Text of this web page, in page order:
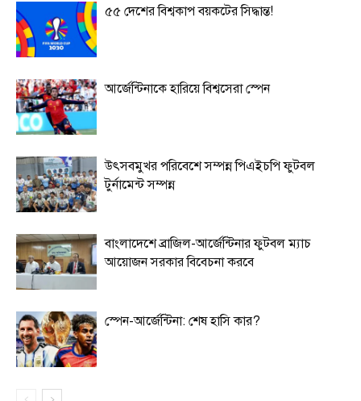
৫৫ দেশের বিশ্বকাপ বয়কটের সিদ্ধান্ত!
আর্জেন্টিনাকে হারিয়ে বিশ্বসেরা স্পেন
উৎসবমুখর পরিবেশে সম্পন্ন পিএইচপি ফুটবল
টুর্নামেন্ট সম্পন্ন
বাংলাদেশে ব্রাজিল-আর্জেন্টিনার ফুটবল ম্যাচ
আয়োজন সরকার বিবেচনা করবে
স্পেন-আর্জেন্টিনা: শেষ হাসি কার?